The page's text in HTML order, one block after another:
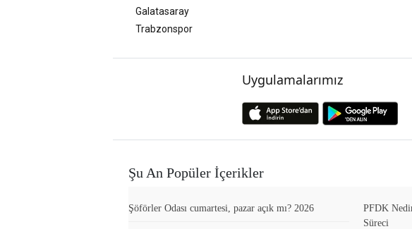
Galatasaray
Trabzonspor
Uygulamalarımız
Şu An Popüler İçerikler
Şöförler Odası cumartesi, pazar açık mı? 2026
PFDK
Süreci